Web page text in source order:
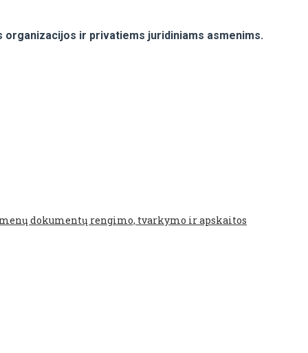
ir privatiems juridiniams asmenims.
dokumentų rengimo, tvarkymo ir apskaitos